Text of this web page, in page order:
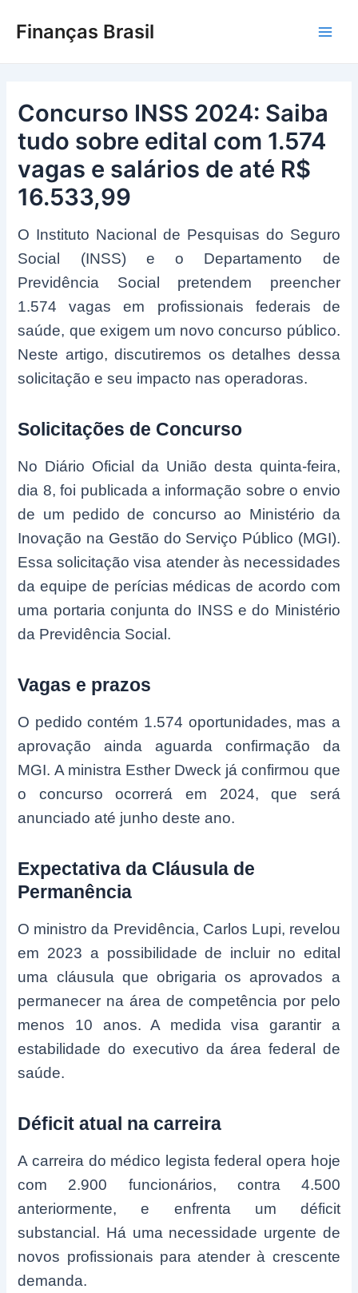
paraFinanças Brasil
Concurso INSS 2024: Saiba
tudo sobre edital com 1.574
vagas e salários de até R$
16.533,99
O Instituto Nacional de Pesquisas do Seguro
Social (INSS) e o Departamento de
Previdência Social pretendem preencher
1.574 vagas em profissionais federais de
saúde, que exigem um novo concurso público.
Neste artigo, discutiremos os detalhes dessa
solicitação e seu impacto nas operadoras.
Solicitações de Concurso
No Diário Oficial da União desta quinta-feira,
dia 8, foi publicada a informação sobre o envio
de um pedido de concurso ao Ministério da
Inovação na Gestão do Serviço Público (MGI).
Essa solicitação visa atender às necessidades
da equipe de perícias médicas de acordo com
uma portaria conjunta do INSS e do Ministério
da Previdência Social.
Vagas e prazos
O pedido contém 1.574 oportunidades, mas a
aprovação ainda aguarda confirmação da
MGI. A ministra Esther Dweck já confirmou que
o concurso ocorrerá em 2024, que será
anunciado até junho deste ano.
Expectativa da Cláusula de
Permanência
O ministro da Previdência, Carlos Lupi, revelou
em 2023 a possibilidade de incluir no edital
uma cláusula que obrigaria os aprovados a
permanecer na área de competência por pelo
menos 10 anos. A medida visa garantir a
estabilidade do executivo da área federal de
saúde.
Déficit atual na carreira
A carreira do médico legista federal opera hoje
com 2.900 funcionários, contra 4.500
anteriormente, e enfrenta um déficit
substancial. Há uma necessidade urgente de
novos profissionais para atender à crescente
demanda.